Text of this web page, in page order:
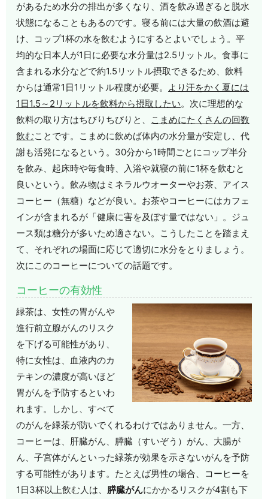
があるため水分の排出が多くなり、酒を飲み過ぎると脱水
状態になることもあるのです。寝る前には大量の飲酒は避
け、コップ1杯の水を飲むようにするとよいでしょう。平
均的な日本人が1日に必要な水分量は2.5リットル。食事に
含まれる水分などで約1.5リットル摂取できるため、飲料
からは通常1日1リットル程度が必要。 より汗をかく夏には
1日1.5～2リットルを飲料から摂取したい。次に理想的な
飲料の取り方はちびりちびりと、 こまめにたくさんの回数
飲むことです。こまめに飲めば体内の水分量が安定し、代
謝も活発になるという。30分から1時間ごとにコップ半分
を飲み、起床時や毎食時、入浴や就寝の前に1杯を飲むと
良いという。飲み物はミネラルウオーターやお茶、アイス
コーヒー（無糖）などが良い。お茶やコーヒーにはカフェ
インが含まれるが「健康に害を及ぼす量ではない」。ジュ
ース類は糖分が多いため適さない。こうしたことを踏まえ
て、それぞれの場面に応じて適切に水分をとりましょう。
次にこのコーヒーについての話題です。
コーヒーの有効性
緑茶は、女性の胃がんや
進行前立腺がんのリスク
を下げる可能性があり、
特に女性は、血液内のカ
テキンの濃度が高いほど
胃がんを予防するといわ
れます。しかし、すべて
のがんを緑茶が防いでくれるわけではありません。一方、
コーヒーは、肝臓がん、膵臓（すいぞう）がん、大腸が
ん、子宮体がんといった緑茶が効果を示さないがんを予防
する可能性があります。たとえば男性の場合、コーヒーを
1日3杯以上飲む人は、 膵臓がんにかかるリスクが4割も下